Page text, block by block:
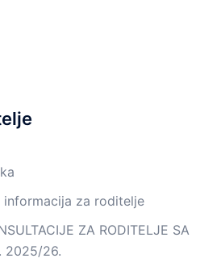
informacija za roditelje
ZA RODITELJE SA
2025/26.